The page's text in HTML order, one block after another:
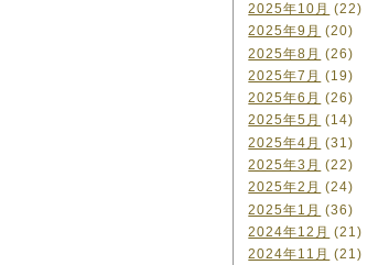
2025年10月 (22)
2025年9月 (20)
2025年8月 (26)
2025年7月 (19)
2025年6月 (26)
2025年5月 (14)
2025年4月 (31)
2025年3月 (22)
2025年2月 (24)
2025年1月 (36)
2024年12月 (21)
2024年11月 (21)